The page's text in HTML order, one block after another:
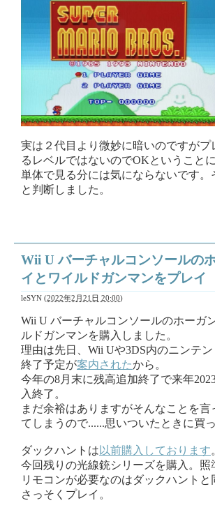
実は２代目より微妙に暗いのですがプ
るレベルではないのでOKということに
単体で見る分には気にならないです。
と判断しました。
Wii U バーチャルコンソールの
イとワイルドガンマンをプレイ
leSYN (2022年2月21日 20:00)
Wii U バーチャルコンソールのホーガ
ルドガンマンを購入しました。
理由は先日、Wii Uや3DS内のニンテ
終了予定が案内されたから。
今年の8月末に残高追加終了で来年
入終了。
まだ余裕はありますがそんなことを
てしまうので......思いついたときに買
ダックハントは以前購入しております
今回残りの光線銃シリーズを購入。照
リモコンが必要なのはダックハントと
さっそくプレイ。